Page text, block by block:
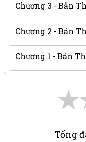
Chương 3 - Bản
Chương 2 - Bản
Chương 1 - Bản
★
Tổng